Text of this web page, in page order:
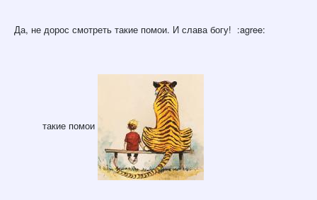
Да, не дорос смотреть такие помои. И слава богу! :agree:
такие помои